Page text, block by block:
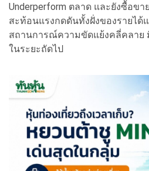
Underperform ตลาด และยังซื้อขา
สะท้อนแรงกดดันทั้งฝั่งของรายไ
สถานการณ์ความขัดแย้งคลี่คลาย
ในระยะถัดไป